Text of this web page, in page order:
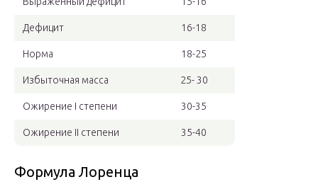
Дефицит 16-18
Норма 18-25
Избыточная масса 25- 30
Ожирение I степени 30-35
Ожирение II степени 35-40
Формула Лоренца